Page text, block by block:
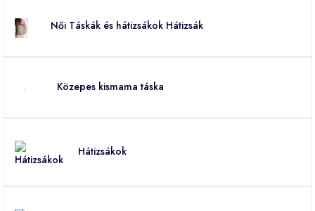
Női Táskák és hátizsákok Hátizsák
Közepes kismama táska
Hátizsákok